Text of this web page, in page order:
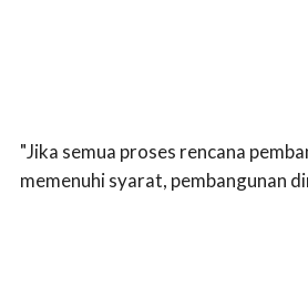
"Jika semua proses rencana
memenuhi syarat, pembangunan